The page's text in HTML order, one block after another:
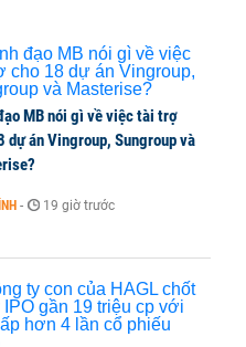
MB nói gì về việc tài trợ
dự án Vingroup, Sungroup và
- 19 giờ trước